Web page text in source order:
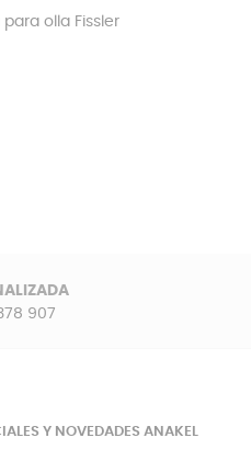
olla Fissler
907
Y NOVEDADES ANAKEL